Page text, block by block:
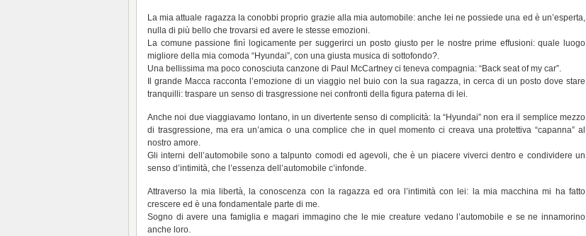
La mia attuale ragazza la conobbi proprio grazie alla mia automobile: anche lei ne possiede una ed è un’esperta,
nulla di più bello che trovarsi ed avere le stesse emozioni.
La comune passione finì logicamente per suggerirci un posto giusto per le nostre prime effusioni: quale luogo
migliore della mia comoda “Hyundai”, con una giusta musica di sottofondo?.
Una bellissima ma poco conosciuta canzone di Paul McCartney ci teneva compagnia: “Back seat of my car”.
Il grande Macca racconta l’emozione di un viaggio nel buio con la sua ragazza, in cerca di un posto dove stare
tranquilli: traspare un senso di trasgressione nei confronti della figura paterna di lei.
Anche noi due viaggiavamo lontano, in un divertente senso di complicità: la “Hyundai” non era il semplice mezzo
di trasgressione, ma era un’amica o una complice che in quel momento ci creava una protettiva “capanna” al
nostro amore.
Gli interni dell’automobile sono a talpunto comodi ed agevoli, che è un piacere viverci dentro e condividere un
senso d’intimità, che l’essenza dell’automobile c’infonde.
Attraverso la mia libertà, la conoscenza con la ragazza ed ora l’intimità con lei: la mia macchina mi ha fatto
crescere ed è una fondamentale parte di me.
Sogno di avere una famiglia e magari immagino che le mie creature vedano l’automobile e se ne innamorino
anche loro.